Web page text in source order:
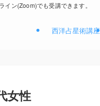
ン(Zoom)でも受講できます。
西洋占星術講座
女性